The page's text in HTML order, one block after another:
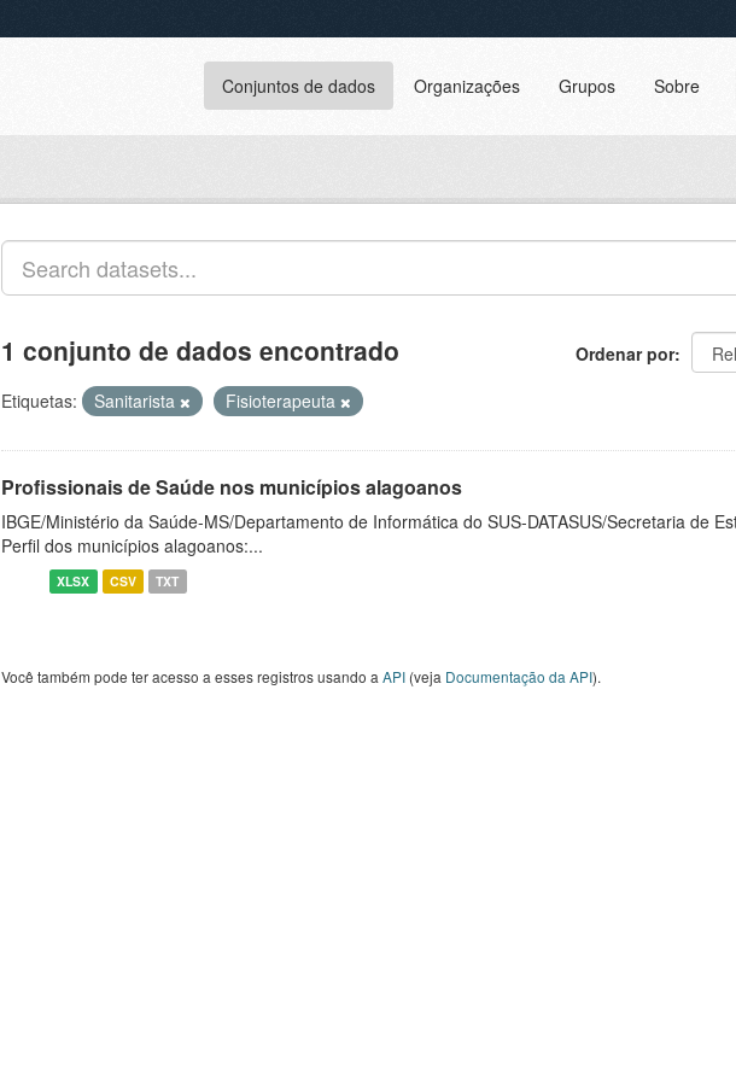
Conjuntos de dados Organizações Grupos Sobre
Ordenar por
1 conjunto de dados encontrado
Etiquetas: Sanitarista Fisioterapeuta
Profissionais de Saúde nos municípios alagoanos
IBGE/Ministério da Saúde-MS/Departamento de Informática do SUS-DATASUS/Secretaria de
Perfil dos municípios alagoanos:...
XLSX CSV TXT
Você também pode ter acesso a esses registros usando a API (veja Documentação da API).